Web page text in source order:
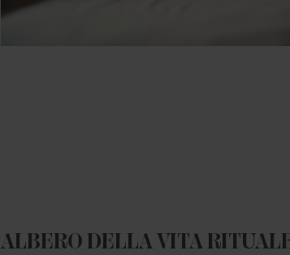
ALBERO DELLA VITA